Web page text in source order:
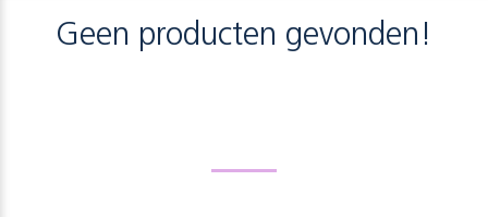
Geen producten gevonden!